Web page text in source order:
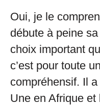
Oui, je le
débute à peine
choix important
c’est pour toute
compréhensif. Il
Une en Afrique et